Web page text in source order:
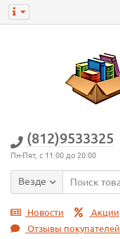
(812)9533325
Пн-Пят, с 11:00 до 20:00
Везде
Новости Акции
Отзывы покупателей